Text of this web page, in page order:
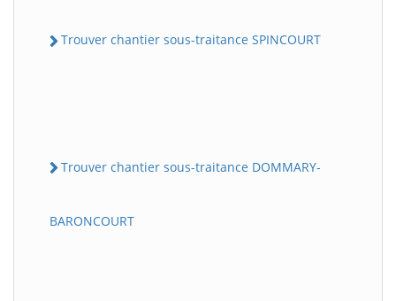
Trouver chantier sous-traitance SPINCOURT
Trouver chantier sous-traitance DOMMARY-
BARONCOURT